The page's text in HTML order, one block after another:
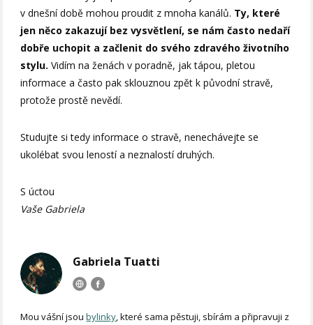
v dnešní době mohou proudit z mnoha kanálů. Ty, které
jen něco zakazují bez vysvětlení, se nám často nedaří
dobře uchopit a začlenit do svého zdravého životního
stylu. Vidím na ženách v poradně, jak tápou, pletou
informace a často pak sklouznou zpět k původní stravě,
protože prostě nevědí.
Studujte si tedy informace o stravě, nenechávejte se
ukolébat svou leností a neznalostí druhých.
S úctou
Vaše Gabriela
Gabriela Tuatti
Mou vášní jsoubylinky, které sama pěstuji, sbírám a připravuji z